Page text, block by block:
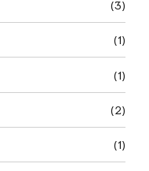
(3)
(1)
(1)
(2)
(1)